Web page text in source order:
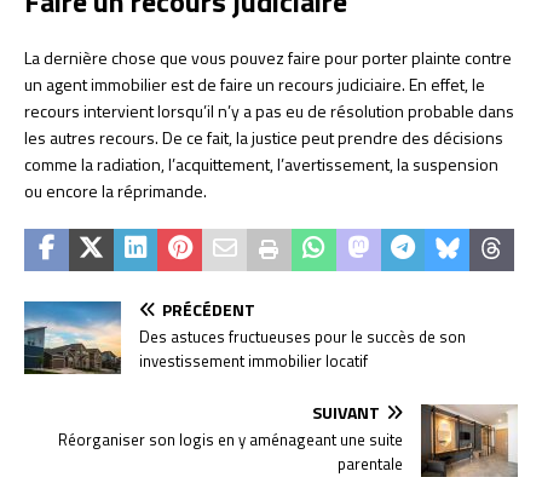
La dernière chose que vous pouvez faire pour porter plainte contre
un agent immobilier est de faire un recours judiciaire. En effet, le
recours intervient lorsqu’il n’y a pas eu de résolution probable dans
les autres recours. De ce fait, la justice peut prendre des décisions
comme la radiation, l’acquittement, l’avertissement, la suspension
ou encore la réprimande.
PRÉCÉDENT
Des astuces fructueuses pour le succès de son
investissement immobilier locatif
SUIVANT
Réorganiser son logis en y aménageant une suite
parentale